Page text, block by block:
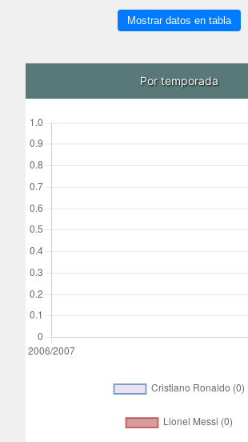
Mostrar datos en tabla
Por temporada